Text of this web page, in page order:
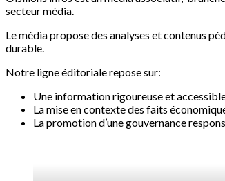
secteur média.
Le média propose des analyses et contenus
durable.
Notre ligne éditoriale repose sur:
Une information rigoureuse et
La mise en contexte des faits
La promotion d’une gouvernance